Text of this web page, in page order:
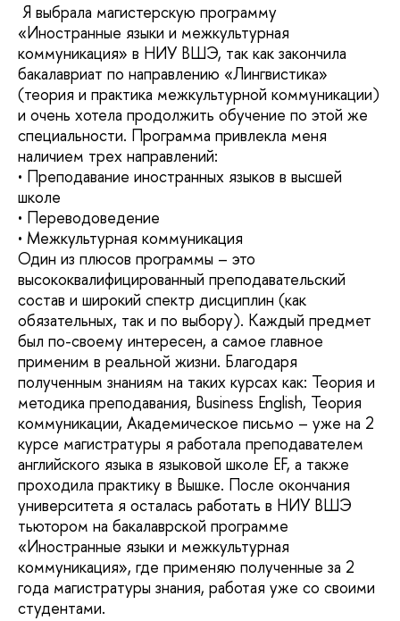
Я выбрала магистерскую программу
«Иностранные языки и межкультурная
коммуникация» в НИУ ВШЭ, так как закончила
бакалавриат по направлению «Лингвистика»
(теория и практика межкультурной коммуникации)
и очень хотела продолжить обучение по этой же
специальности. Программа привлекла меня
наличием трех направлений:
• Преподавание иностранных языков в высшей
школе
• Переводоведение
• Межкультурная коммуникация
Один из плюсов программы – это
высококвалифицированный преподавательский
состав и широкий спектр дисциплин (как
обязательных, так и по выбору). Каждый предмет
был по-своему интересен, а самое главное
применим в реальной жизни. Благодаря
полученным знаниям на таких курсах как: Теория и
методика преподавания, Business English, Теория
коммуникации, Академическое письмо – уже на 2
курсе магистратуры я работала преподавателем
английского языка в языковой школе EF, а также
проходила практику в Вышке. После окончания
университета я осталась работать в НИУ ВШЭ
тьютором на бакалаврской программе
«Иностранные языки и межкультурная
коммуникация», где применяю полученные за 2
года магистратуры знания, работая уже со своими
студентами.